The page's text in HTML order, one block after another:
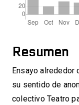
Resumen
Ensayo alrededor
su sentido de
colectivo Teatro